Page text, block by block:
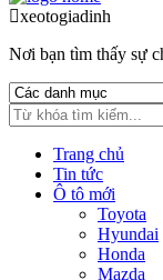
to
toxeotogiadinh
Nơi bạn tìm thấy sự
Trang chủ
Tin tức
Ô tô mới
Toyota
Hyundai
Honda
Mazda